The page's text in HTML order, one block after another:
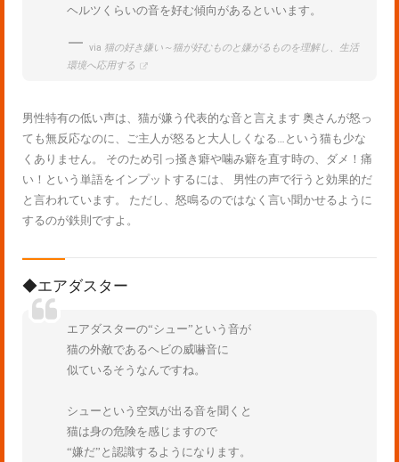
ヘルツくらいの音を好む傾向があるといいます。
via 猫の好き嫌い～猫が好むものと嫌がるものを理解し、生活
環境へ応用する
男性特有の低い声は、猫が嫌う代表的な音と言えます 奥さんが怒っ
ても無反応なのに、ご主人が怒ると大人しくなる…という猫も少な
くありません。 そのため引っ掻き癖や噛み癖を直す時の、ダメ！痛
い！という単語をインプットするには、 男性の声で行うと効果的だ
と言われています。 ただし、怒鳴るのではなく言い聞かせるように
するのが鉄則ですよ。
◆エアダスター
エアダスターの“シュー”という音が
猫の外敵であるヘビの威嚇音に
似ているそうなんですね。
シューという空気が出る音を聞くと
猫は身の危険を感じますので
“嫌だ”と認識するようになります。